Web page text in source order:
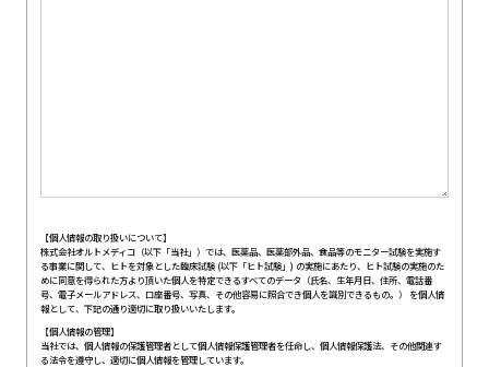
【個人情報の取り扱いについて】
株式会社オルトメディコ（以下「当社」）では、医薬品、医薬部外品、食品等のモニター試験を実施す
る事業に関して、ヒトを対象とした臨床試験 (以下「ヒト試験」) の実施にあたり、ヒト試験の実施のた
めに同意を得られた方より頂いた個人を特定できるすべてのデータ（氏名、生年月日、住所、電話番
号、電子メールアドレス、口座番号、写真、その他容易に照合でき個人を識別できるもの。） を個人情
報として、下記の通り適切に取り扱いいたします。
【個人情報の管理】
当社では、個人情報の保護管理者として個人情報保護管理者を任命し、個人情報保護法、その他関連す
る法令を遵守し、適切に個人情報を管理しています。